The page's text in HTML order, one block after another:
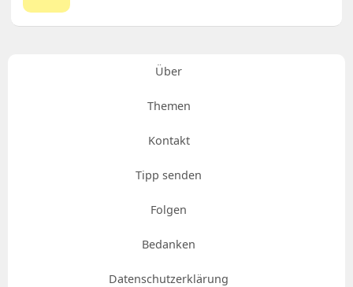
Über
Themen
Kontakt
Tipp senden
Folgen
Bedanken
Datenschutzerklärung